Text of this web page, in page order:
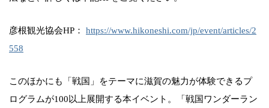
彦根観光協会HP： https://www.hikoneshi.com/jp/event/articles/2
558
このほかにも「戦国」をテーマに滋賀の魅力が体験できるプ
ログラムが100以上展開する本イベント。「戦国ワンダーラン